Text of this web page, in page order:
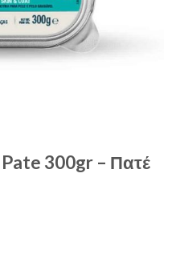
300gr – Πατέ